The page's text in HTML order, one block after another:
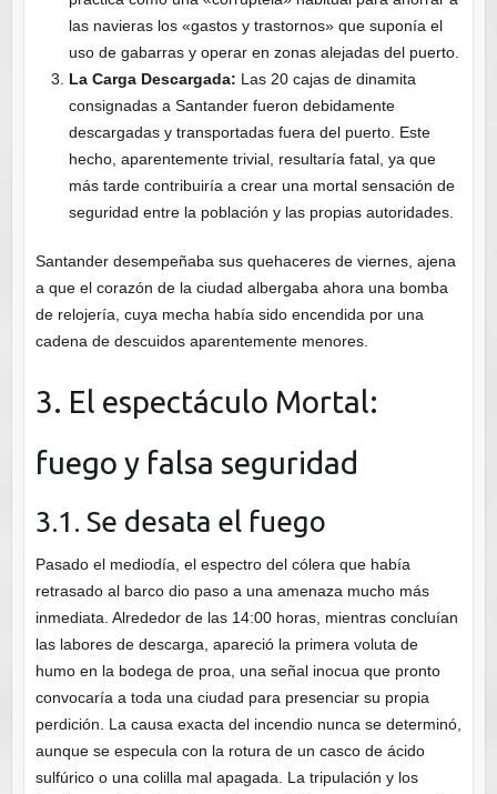
las navieras los «gastos y trastornos» que suponía el
uso de gabarras y operar en zonas alejadas del puerto.
La Carga Descargada: Las 20 cajas de dinamita
consignadas a Santander fueron debidamente
descargadas y transportadas fuera del puerto. Este
hecho, aparentemente trivial, resultaría fatal, ya que
más tarde contribuiría a crear una mortal sensación de
seguridad entre la población y las propias autoridades.
Santander desempeñaba sus quehaceres de viernes, ajena
a que el corazón de la ciudad albergaba ahora una bomba
de relojería, cuya mecha había sido encendida por una
cadena de descuidos aparentemente menores.
3. El espectáculo Mortal:
fuego y falsa seguridad
3.1. Se desata el fuego
Pasado el mediodía, el espectro del cólera que había
retrasado al barco dio paso a una amenaza mucho más
inmediata. Alrededor de las 14:00 horas, mientras concluían
las labores de descarga, apareció la primera voluta de
humo en la bodega de proa, una señal inocua que pronto
convocaría a toda una ciudad para presenciar su propia
perdición. La causa exacta del incendio nunca se determinó,
aunque se especula con la rotura de un casco de ácido
sulfúrico o una colilla mal apagada. La tripulación y los